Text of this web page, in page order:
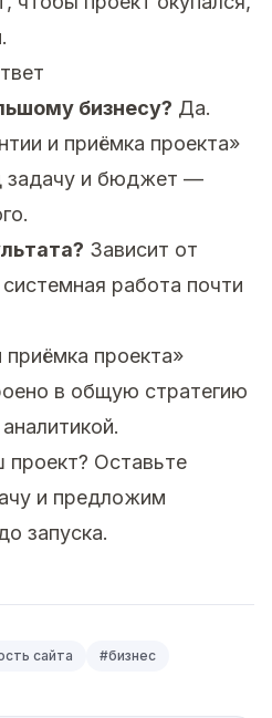
бизнесу? Да.
и приёмка проекта»
задачу и бюджет —
Зависит от
работа почти
приёмка проекта»
в общую стратегию
проект? Оставьте
и предложим
запуска.
сайта #бизнес